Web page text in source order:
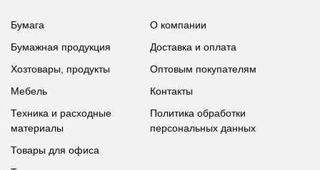
Бумага
Бумажная продукция
Хозтовары, продукты
Мебель
Техника и расходные
материалы
Товары для офиса
О компании
Доставка и оплата
Оптовым покупателям
Контакты
Политика обработки
персональных данных